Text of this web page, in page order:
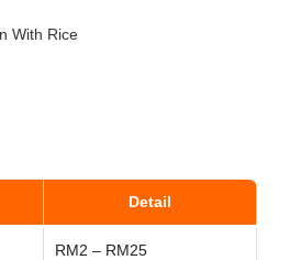
With Rice
Detail
RM2 – RM25